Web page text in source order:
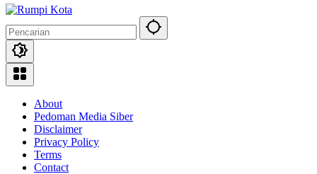
About
Pedoman Media Siber
Disclaimer
Privacy Policy
Terms
Contact